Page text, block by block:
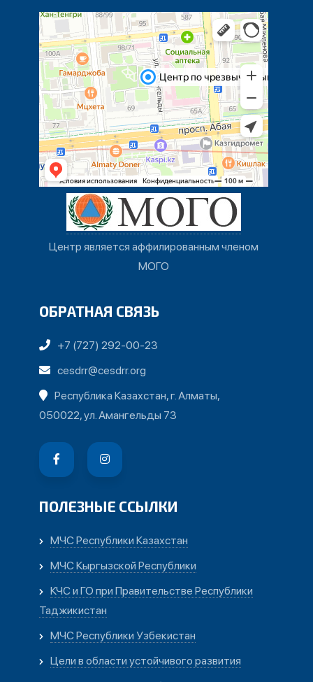
Центр является аффилированным членом
МОГО
ОБРАТНАЯ СВЯЗЬ
+7 (727) 292-00-23
cesdrr@cesdrr.org
Республика Казахстан, г. Алматы,
050022, ул. Амангельды 73
ПОЛЕЗНЫЕ ССЫЛКИ
МЧС Республики Казахстан
МЧС Кыргызской Республики
КЧС и ГО при Правительстве Республики
Таджикистан
МЧС Республики Узбекистан
Цели в области устойчивого развития